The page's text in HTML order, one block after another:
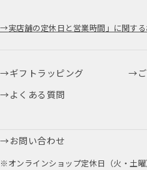
実店舗の定休日と営業時間」に関す
ギフトラッピング
よくある質問
お問い合わせ
※オンラインショップ定休日（火・土